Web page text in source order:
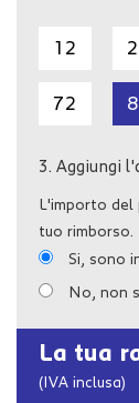
12
72
3. Aggiungi
L'importo del
tuo rimborso.
Si, sono
No, non
La tua
(IVA inclusa)